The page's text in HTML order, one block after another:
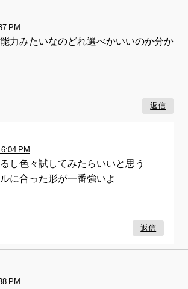
PM
力みたいなのどれ選べかいいのか分か
返信
PM
し色々試してみたらいいと思う
に合った形が一番強いよ
返信
PM